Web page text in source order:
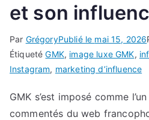
et son
Par GrégoryPublié le mai 15, 2026
ÉtiquetéGMK, image luxe GMK,
Instagram, marketing d’influence
GMK s’est imposé comme
commentés du web